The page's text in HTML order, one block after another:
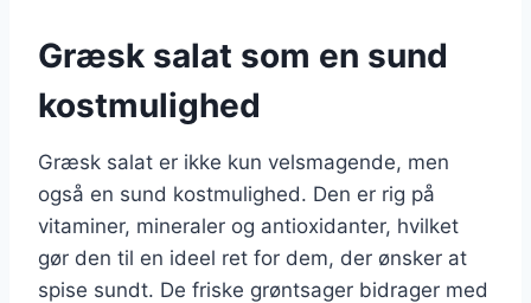
Græsk salat som en sund
kostmulighed
Græsk salat er ikke kun velsmagende, men
også en sund kostmulighed. Den er rig på
vitaminer, mineraler og antioxidanter, hvilket
gør den til en ideel ret for dem, der ønsker at
spise sundt. De friske grøntsager bidrager med